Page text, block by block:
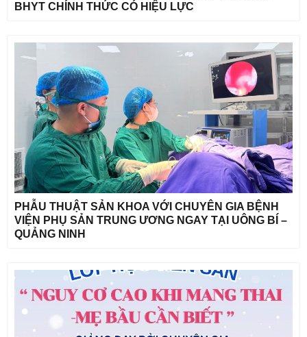
BHYT CHÍNH THỨC CÓ HIỆU LỰC
PHẪU THUẬT SẢN KHOA VỚI CHUYÊN GIA BỆNH
VIỆN PHỤ SẢN TRUNG ƯƠNG NGAY TẠI UÔNG BÍ –
QUẢNG NINH